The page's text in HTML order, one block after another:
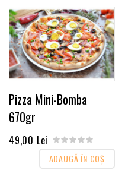
Pizza Mini-Bomba
670gr
49,00 Lei
ADAUGĂ ÎN COŞ